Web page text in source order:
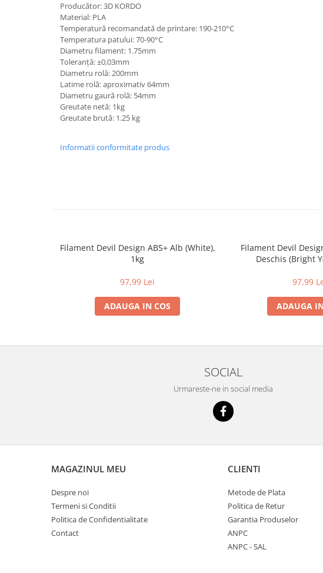
Producător: 3D KORDO
Material: PLA
Temperatură recomandată de printare: 190-210°C
Temperatura patului: 70-90°C
Diametru filament: 1.75mm
Toleranță: ±0,03mm
Diametru rolă: 200mm
Latime rolă: aproximativ 64mm
Diametru gaură rolă: 54mm
Greutate netă: 1kg
Greutate brută: 1.25 kg
Informatii conformitate produs
Filament Devil Design ABS+ Alb (White),
1kg
97,99 Lei
ADAUGA IN COS
Filament Devil
Deschis (Bright
97,99
ADAUGA
SOCIAL
Urmareste-ne in social media
MAGAZINUL MEU
Despre noi
Termeni si Conditii
Politica de Confidentialitate
Contact
CLIENTI
Metode de Plata
Politica de Retur
Garantia Produselor
ANPC
ANPC - SAL